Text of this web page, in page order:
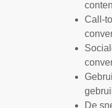
Call-
De